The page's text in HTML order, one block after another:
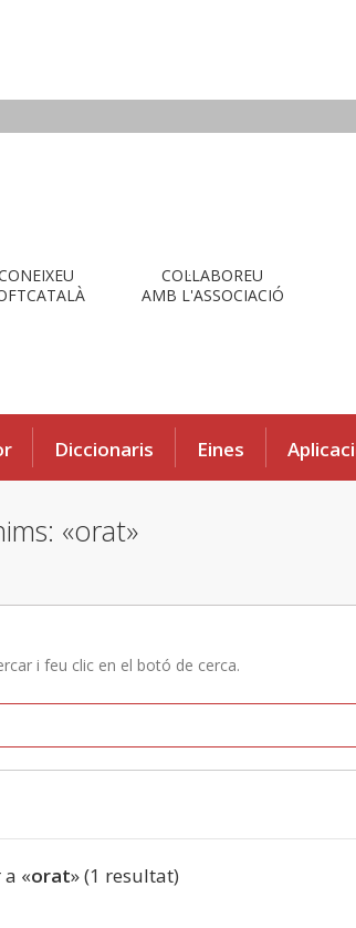
COL·LABOREU
AMB L'ASSOCIACIÓ
Diccionaris Eines
«orat»
i feu clic en el botó de cerca.
«orat» (1 resultat)